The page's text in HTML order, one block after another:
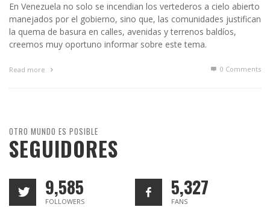
En Venezuela no solo se incendian los vertederos a cielo abierto
manejados por el gobierno, sino que, las comunidades justifican
la quema de basura en calles, avenidas y terrenos baldíos,
creemos muy oportuno informar sobre este tema.
Read more 0 Comments
OTRO MUNDO ES POSIBLE
SEGUIDORES
9,585
FOLLOWERS
5,327
FANS